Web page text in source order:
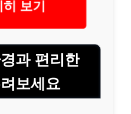
보기
과 편리한
보세요